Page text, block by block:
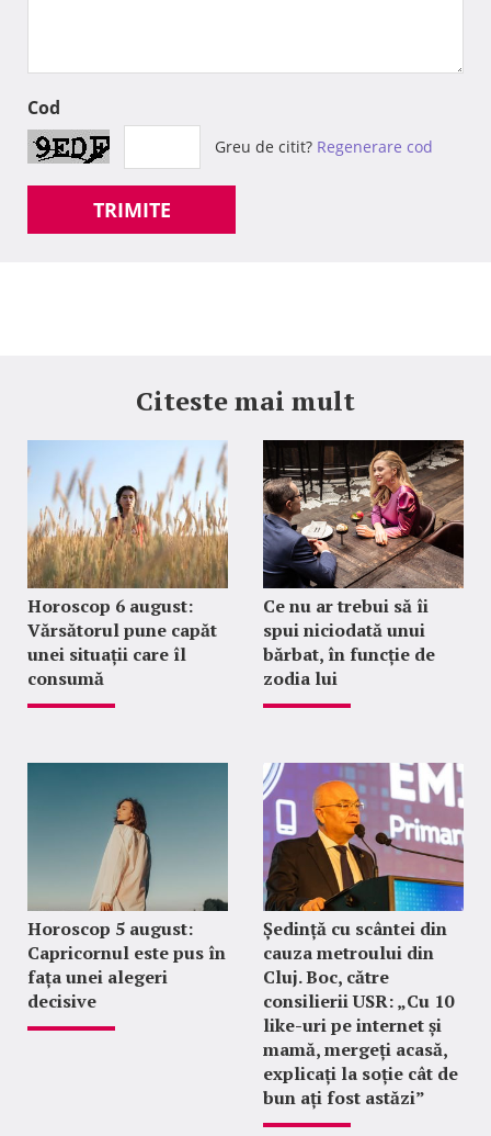
Cod
Greu de citit? Regenerare cod
TRIMITE
Citeste mai mult
Horoscop 6 august:
Vărsătorul pune capăt
unei situații care îl
consumă
Ce nu ar trebui să îi
spui niciodată unui
bărbat, în funcție de
zodia lui
Horoscop 5 august:
Capricornul este pus în
fața unei alegeri
decisive
Ședință cu scântei din
cauza metroului din
Cluj. Boc, către
consilierii USR: „Cu 10
like-uri pe internet și
mamă, mergeți acasă,
explicați la soție cât de
bun ați fost astăzi”